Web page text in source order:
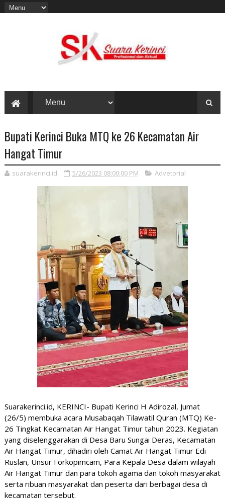
Bupati Kerinci Buka MTQ ke 26 Kecamatan Air
Hangat Timur
suarakerinci.id 5/26/2023 08:00:00 PM Advetorial
Suarakerinci.id, KERINCI- Bupati Kerinci H Adirozal, Jumat
(26/5) membuka acara Musabaqah Tilawatil Quran (MTQ) Ke-
26 Tingkat Kecamatan Air Hangat Timur tahun 2023. Kegiatan
yang diselenggarakan di Desa Baru Sungai Deras, Kecamatan
Air Hangat Timur, dihadiri oleh Camat Air Hangat Timur Edi
Ruslan, Unsur Forkopimcam, Para Kepala Desa dalam wilayah
Air Hangat Timur dan para tokoh agama dan tokoh masyarakat
serta ribuan masyarakat dan peserta dari berbagai desa di
kecamatan tersebut.